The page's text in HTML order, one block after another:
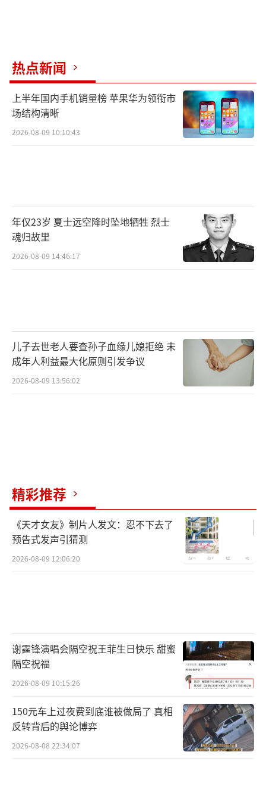
热点新闻
上半年国内手机销量榜 苹果华为领衔市
场结构清晰
2026-08-09 10:10:43
年仅23岁 夏士远空降时坠地牺牲 烈士
魂归故里
2026-08-09 14:46:17
儿子去世老人要查孙子血缘儿媳拒绝 未
成年人利益最大化原则引发争议
2026-08-09 13:56:02
精彩推荐
《天才女友》制片人发文：忍不下去了
预告式发声引猜测
2026-08-09 12:06:20
谢霆锋演唱会隔空祝王菲生日快乐 甜蜜
隔空祝福
2026-08-09 10:15:26
150元车上过夜费到底谁被做局了 真相
反转背后的舆论博弈
2026-08-08 22:34:07